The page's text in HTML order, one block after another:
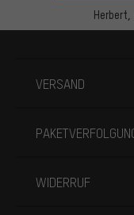
Herbert,
VERSAND
WIDERRUF